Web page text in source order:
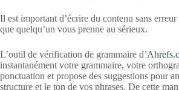
Il est important d’écrire du contenu sans
que quelqu’un vous prenne au sérieux.
L’outil de vérification de grammaire d’
instantanément votre grammaire, votre
ponctuation et propose des suggestions pour
structure et le ton de vos phrases. De cette